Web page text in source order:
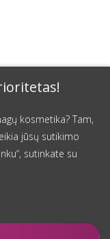
kosmetika? Tam,
jūsų sutikimo
sutinkate su